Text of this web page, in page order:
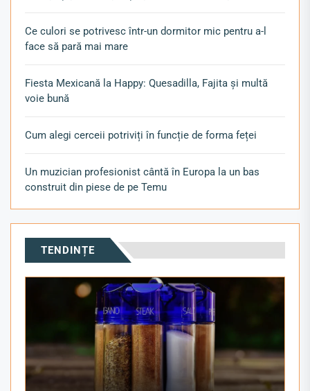
Ce culori se potrivesc într-un dormitor mic pentru a-l
face să pară mai mare
Fiesta Mexicană la Happy: Quesadilla, Fajita și multă
voie bună
Cum alegi cerceii potriviți în funcție de forma feței
Un muzician profesionist cântă în Europa la un bas
construit din piese de pe Temu
TENDINȚE